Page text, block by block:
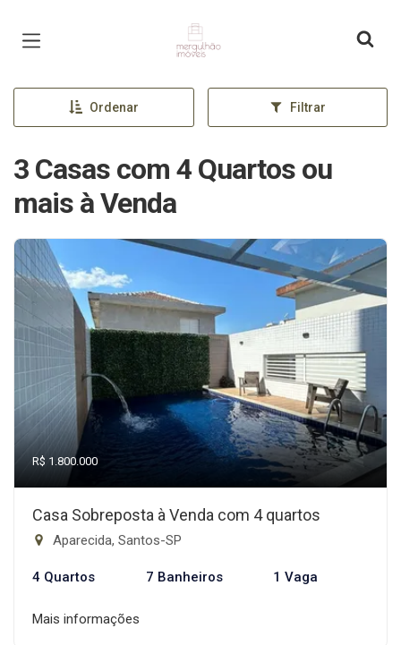
Página inicial
Ordenar Filtrar
3 Casas com 4 Quartos ou
mais à Venda
R$ 1.800.000
Casa Sobreposta à Venda com 4 quartos
Aparecida, Santos-SP
4 Quartos 7 Banheiros 1 Vaga
Mais informações